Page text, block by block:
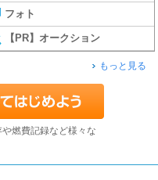
フォト
【PR】オークション
もっと見る
燃費記録など様々な